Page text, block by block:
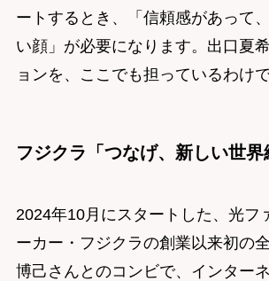
ートするとき、「信頼感があって
い顔」が必要になります。出口夏
ョンを、ここでも担っているわけで
フジクラ「つなげ、新しい世界
2024年10月にスタートした、光フ
ーカー・フジクラの創業以来初の
博己さんとのコンビで、インター